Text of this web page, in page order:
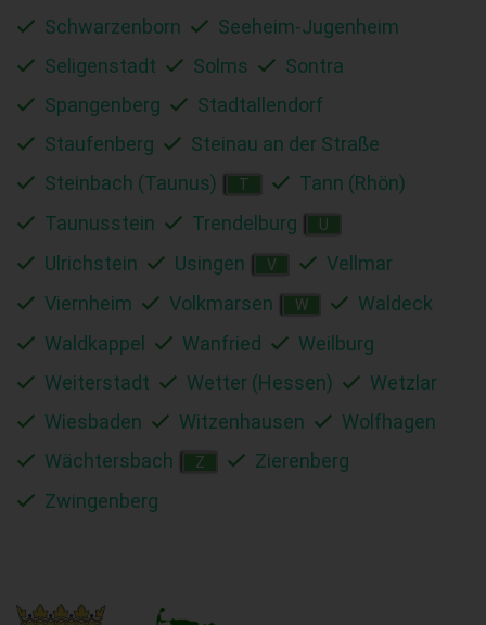
Schwarzenborn
Seeheim-Jugenheim
Seligenstadt
Solms
Sontra
Spangenberg
Stadtallendorf
Staufenberg
Steinau an der Straße
Steinbach (Taunus)
T
Tann (Rhön)
Taunusstein
Trendelburg U
Ulrichstein Usingen V
Vellmar
Viernheim
Volkmarsen W
Waldeck
Waldkappel
Wanfried
Weilburg
Weiterstadt
Wetter (Hessen)
Wetzlar
Wiesbaden
Witzenhausen
Wolfhagen
Wächtersbach
Z
Zierenberg
Zwingenberg